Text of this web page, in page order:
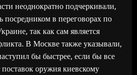
неоднократно подчеркивали,
в переговорах по
так как сам является
В Москве также указывали,
бы быстрее, если бы все
поставок оружия киевскому